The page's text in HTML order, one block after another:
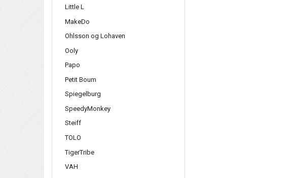
Little L
MakeDo
Ohlsson og Lohaven
Ooly
Papo
Petit Boum
Spiegelburg
SpeedyMonkey
Steiff
TOLO
TigerTribe
VAH